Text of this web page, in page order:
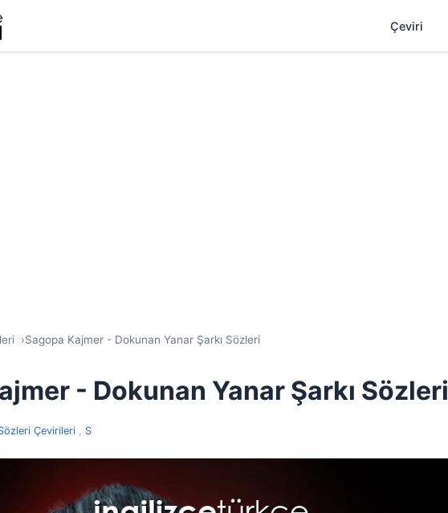
Çeviri
Sagopa Kajmer - Dokunan Yanar Şarkı Sözleri
- Dokunan Yanar Şarkı Sözleri
Çevirileri , S